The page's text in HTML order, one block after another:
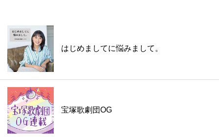
はじめましてに悩みまして。
宝塚歌劇団OG